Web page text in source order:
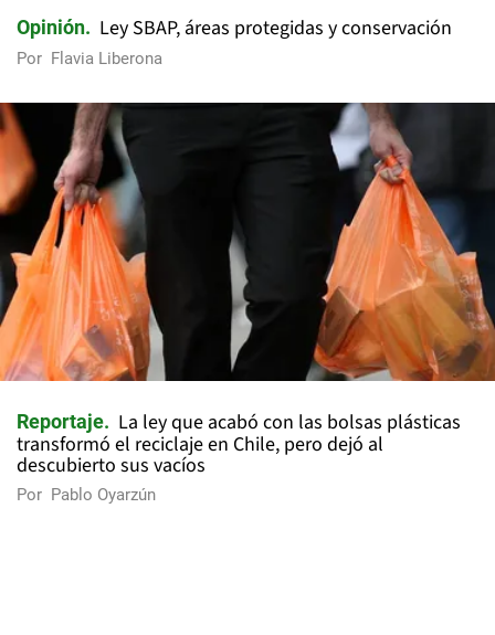
Opinión Ley SBAP, áreas protegidas y conservación
Por Flavia Liberona
Reportaje
La ley que acabó con las bolsas plásticas
transformó el reciclaje en Chile, pero dejó al
descubierto sus vacíos
Por Pablo Oyarzún